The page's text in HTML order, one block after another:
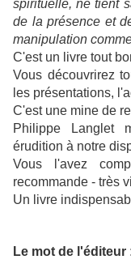
spirituelle, ne tient
de la présence et
manipulation
C'est un livre tout
Vous découvrirez
les présentations,
C'est une mine de
Philippe Langlet
érudition à notre
Vous l'avez
recommande - très
Un livre
Le mot de l'éditeur